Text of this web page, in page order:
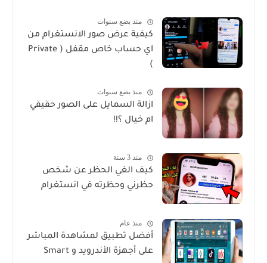
منذ بضع سنوات
كيفية عرض صور الانستغرام من
اي حساب خاص مقفل ( Private
)
منذ بضع سنوات
ازالة السمايل على الصور حقيقي
ام خيال ؟!!
منذ 3 سنة
كيف الغي الحظر عن شخص
حظرني وحظرته في انستغرام
منذ عام
أفضل تطبيق لمشاهدة المباشر
على أجهزة الأندرويد و Smart